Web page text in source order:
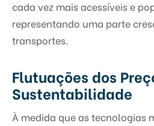
cada vez mais acessíveis e
representando uma parte
transportes.
Flutuações dos
Sustentabilidade
À medida que as tecnologias